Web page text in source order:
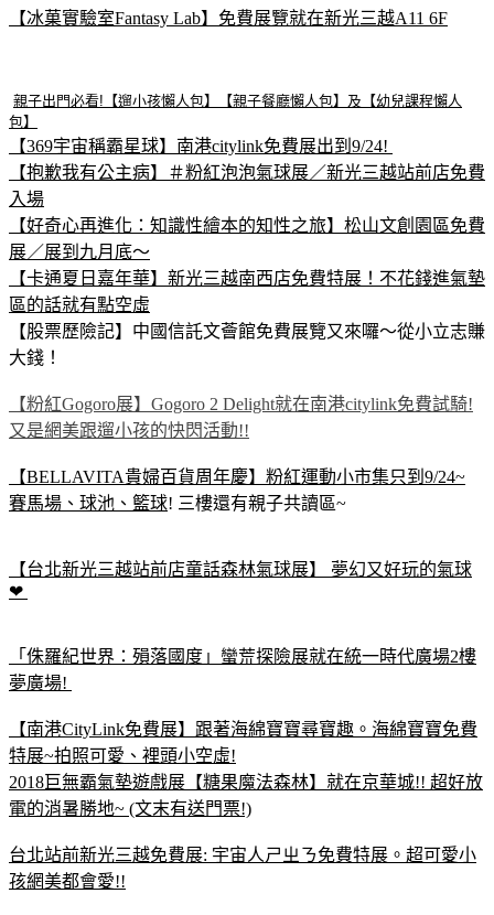
【冰菓實驗室Fantasy Lab】免費展覽就在新光三越A11 6F
親子出門必看!【遛小孩懶人包】【親子餐廳懶人包】及【幼兒課程懶人
包】
【369宇宙稱霸星球】南港citylink免費展出到9/24!
【抱歉我有公主病】＃粉紅泡泡氣球展／新光三越站前店免費
入場
【好奇心再進化：知識性繪本的知性之旅】松山文創園區免費
展／展到九月底～
【卡通夏日嘉年華】新光三越南西店免費特展！不花錢進氣墊
區的話就有點空虛
【股票歷險記】中國信託文薈館免費展覽又來囉～從小立志賺
大錢！
【粉紅Gogoro展】Gogoro 2 Delight就在南港citylink免費試騎!
又是網美跟遛小孩的快閃活動!!
【BELLAVITA貴婦百貨周年慶】粉紅運動小市集只到9/24~
賽馬場、球池、籃球! 三樓還有親子共讀區~
【台北新光三越站前店童話森林氣球展】 夢幻又好玩的氣球
❤
「侏羅紀世界：殞落國度」蠻荒探險展就在統一時代廣場2樓
夢廣場!
【南港CityLink免費展】跟著海綿寶寶尋寶趣。海綿寶寶免費
特展~拍照可愛、裡頭小空虛!
2018巨無霸氣墊遊戲展【糖果魔法森林】就在京華城!! 超好放
電的消暑勝地~ (文末有送門票!)
台北站前新光三越免費展: 宇宙人ㄕㄓㄋ免費特展。超可愛小
孩網美都會愛!!